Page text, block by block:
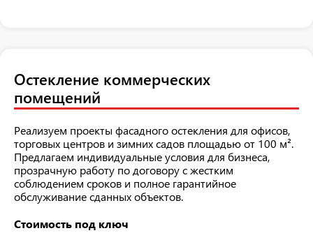
Остекление коммерческих
помещений
Реализуем проекты фасадного остекления для офисов,
торговых центров и зимних садов площадью от 100 м².
Предлагаем индивидуальные условия для бизнеса,
прозрачную работу по договору с жестким
соблюдением сроков и полное гарантийное
обслуживание сданных объектов.
Стоимость под ключ